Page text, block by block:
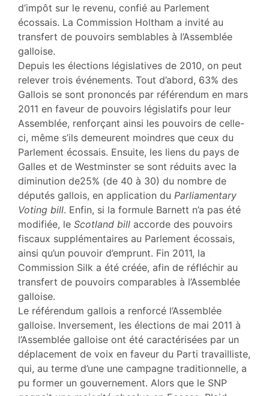
d’impôt sur le revenu, confié au Parlement
écossais. La Commission Holtham a invité au
transfert de pouvoirs semblables à l’Assemblée
galloise.
Depuis les élections législatives de 2010, on peut
relever trois événements. Tout d’abord, 63% des
Gallois se sont prononcés par référendum en mars
2011 en faveur de pouvoirs législatifs pour leur
Assemblée, renforçant ainsi les pouvoirs de celle-
ci, même s’ils demeurent moindres que ceux du
Parlement écossais. Ensuite, les liens du pays de
Galles et de Westminster se sont réduits avec la
diminution de25% (de 40 à 30) du nombre de
députés gallois, en application du Parliamentary
Voting bill. Enfin, si la formule Barnett n’a pas été
modifiée, le Scotland bill accorde des pouvoirs
fiscaux supplémentaires au Parlement écossais,
ainsi qu’un pouvoir d’emprunt. Fin 2011, la
Commission Silk a été créée, afin de réfléchir au
transfert de pouvoirs comparables à l’Assemblée
galloise.
Le référendum gallois a renforcé l’Assemblée
galloise. Inversement, les élections de mai 2011 à
l’Assemblée galloise ont été caractérisées par un
déplacement de voix en faveur du Parti travailliste,
qui, au terme d’une une campagne traditionnelle, a
pu former un gouvernement. Alors que le SNP